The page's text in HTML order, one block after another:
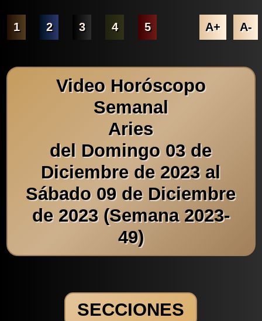
1 2 3 4 5 A+ A-
Video Horóscopo
Semanal
Aries
del Domingo 03 de
Diciembre de 2023 al
Sábado 09 de Diciembre
de 2023 (Semana 2023-
49)
SECCIONES